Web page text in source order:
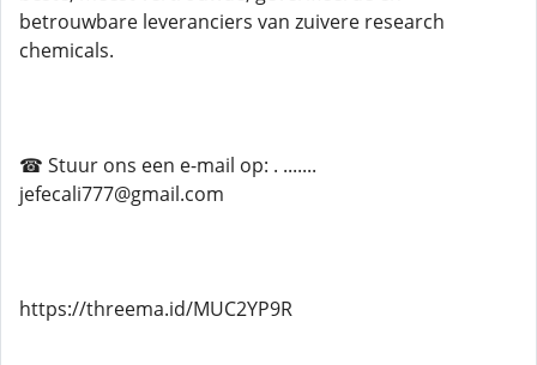
betrouwbare leveranciers van zuivere research
chemicals.
☎ Stuur ons een e-mail op: . .......
jefecali777@gmail.com
https://threema.id/MUC2YP9R